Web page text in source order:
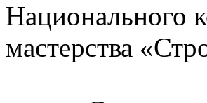
Национального
мастерства